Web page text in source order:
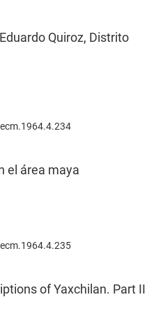
Quiroz, Distrito
el área maya
of Yaxchilan. Part II